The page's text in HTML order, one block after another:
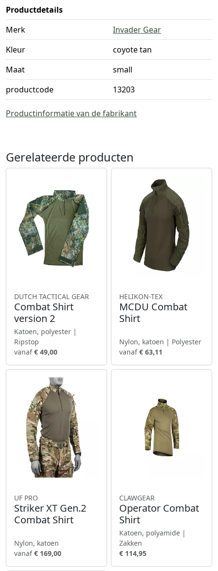
Productdetails
Merk
Invader Gear
Kleur
coyote tan
Maat
small
productcode
13203
Productinformatie van de fabrikant
Gerelateerde producten
DUTCH TACTICAL GEAR
Combat Shirt
version 2
Katoen, polyester |
Ripstop
vanaf€ 49,00
HELIKON-TEX
MCDU Combat
Shirt
Nylon, katoen | Polyester
vanaf€ 63,11
UF PRO
Striker XT Gen.2
Combat Shirt
Nylon, katoen
vanaf€ 169,00
CLAWGEAR
Operator Combat
Shirt
Katoen, polyamide |
Zakken
€ 114,95